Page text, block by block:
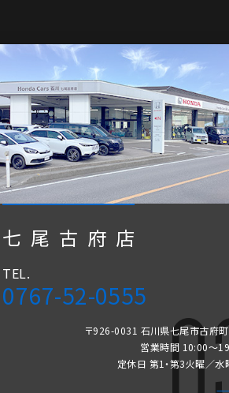
七尾古府店
TEL.
0767-52-0555
〒926-0031 石川県七尾市古府町
営業時間 10:00～
定休日 第1・第3火曜／水